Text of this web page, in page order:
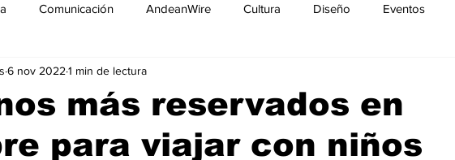
Comunicación AndeanWire Cultura Diseño Eventos
Negocios Películas
Turismo On line Tecnología Un Café Digital Noticias Tecnología
más reservados en
para viajar con niños
6 nov 2022 1 min de lectura